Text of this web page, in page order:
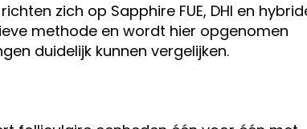
zich op Sapphire FUE, DHI en
methode en wordt hier opgenomen
duidelijk kunnen vergelijken.